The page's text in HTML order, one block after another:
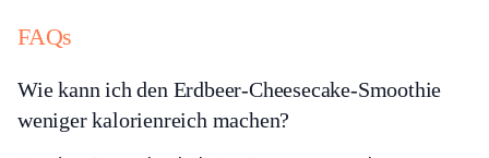
FAQs
Wie kann ich den Erdbeer-Cheesecake-Smoothie
weniger kalorienreich machen?